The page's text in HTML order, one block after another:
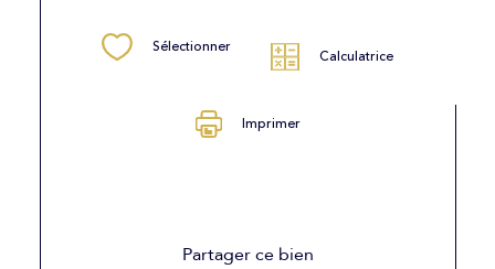
Sélectionner Calculatrice
Imprimer
Partager ce bien